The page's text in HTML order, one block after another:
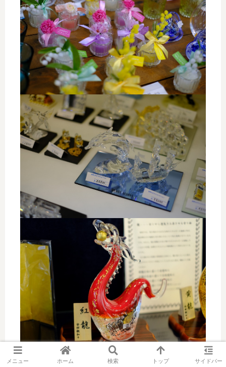
メニュー ホーム 検索 トップ サイドバー